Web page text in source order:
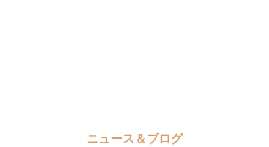
ニュース＆ブログ